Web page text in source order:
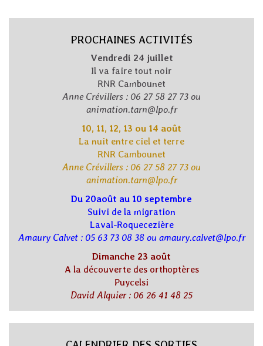
PROCHAINES ACTIVITÉS
Vendredi 24 juillet
Il va faire tout noir
RNR Cambounet
Anne Crévillers : 06 27 58 27 73 ou
animation.tarn@lpo.fr
10, 11, 12, 13 ou 14 août
La nuit entre ciel et terre
RNR Cambounet
Anne Crévillers : 06 27 58 27 73 ou
animation.tarn@lpo.fr
Du 20août au 10 septembre
Suivi de la migration
Laval-Roquecezière
Amaury Calvet : 05 63 73 08 38 ou amaury.calvet@lpo.fr
Dimanche 23 août
A la découverte des orthoptères
Puycelsi
David Alquier : 06 26 41 48 25